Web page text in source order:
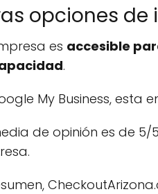
opciones de
es accesible
.
My Business, esta
de opinión es de 5/